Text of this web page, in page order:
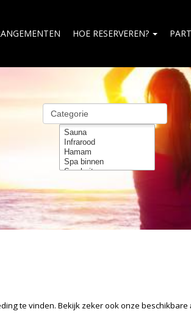
HOE RESERVEREN?
te vinden. Bekijk zeker ook onze beschikbare